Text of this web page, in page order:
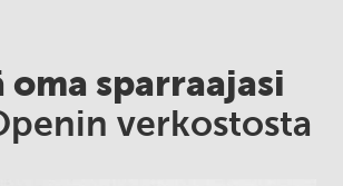
oma sparraajasi
verkostosta